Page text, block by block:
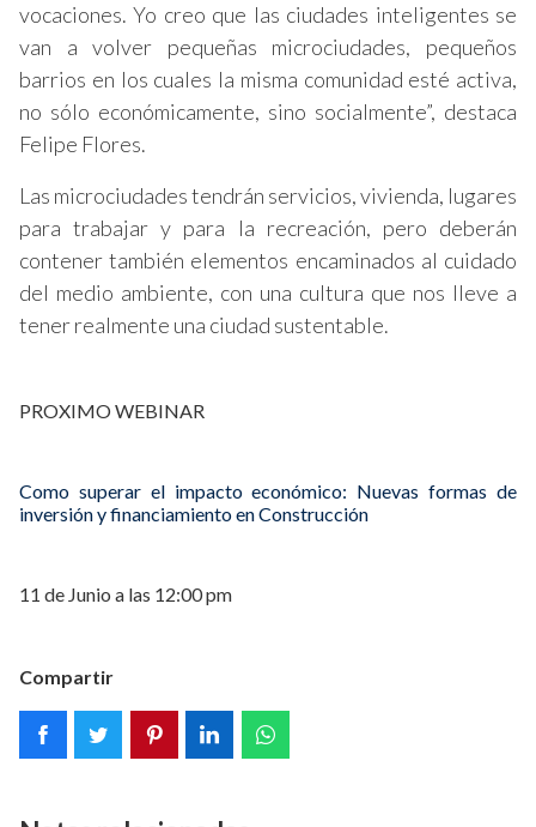
vocaciones. Yo creo que las ciudades inteligentes se
van a volver pequeñas microciudades, pequeños
barrios en los cuales la misma comunidad esté activa,
no sólo económicamente, sino socialmente”, destaca
Felipe Flores.
Las microciudades tendrán servicios, vivienda, lugares
para trabajar y para la recreación, pero deberán
contener también elementos encaminados al cuidado
del medio ambiente, con una cultura que nos lleve a
tener realmente una ciudad sustentable.
PROXIMO WEBINAR
Como superar el impacto económico: Nuevas formas de
inversión y financiamiento en Construcción
11 de Junio a las 12:00 pm
Compartir